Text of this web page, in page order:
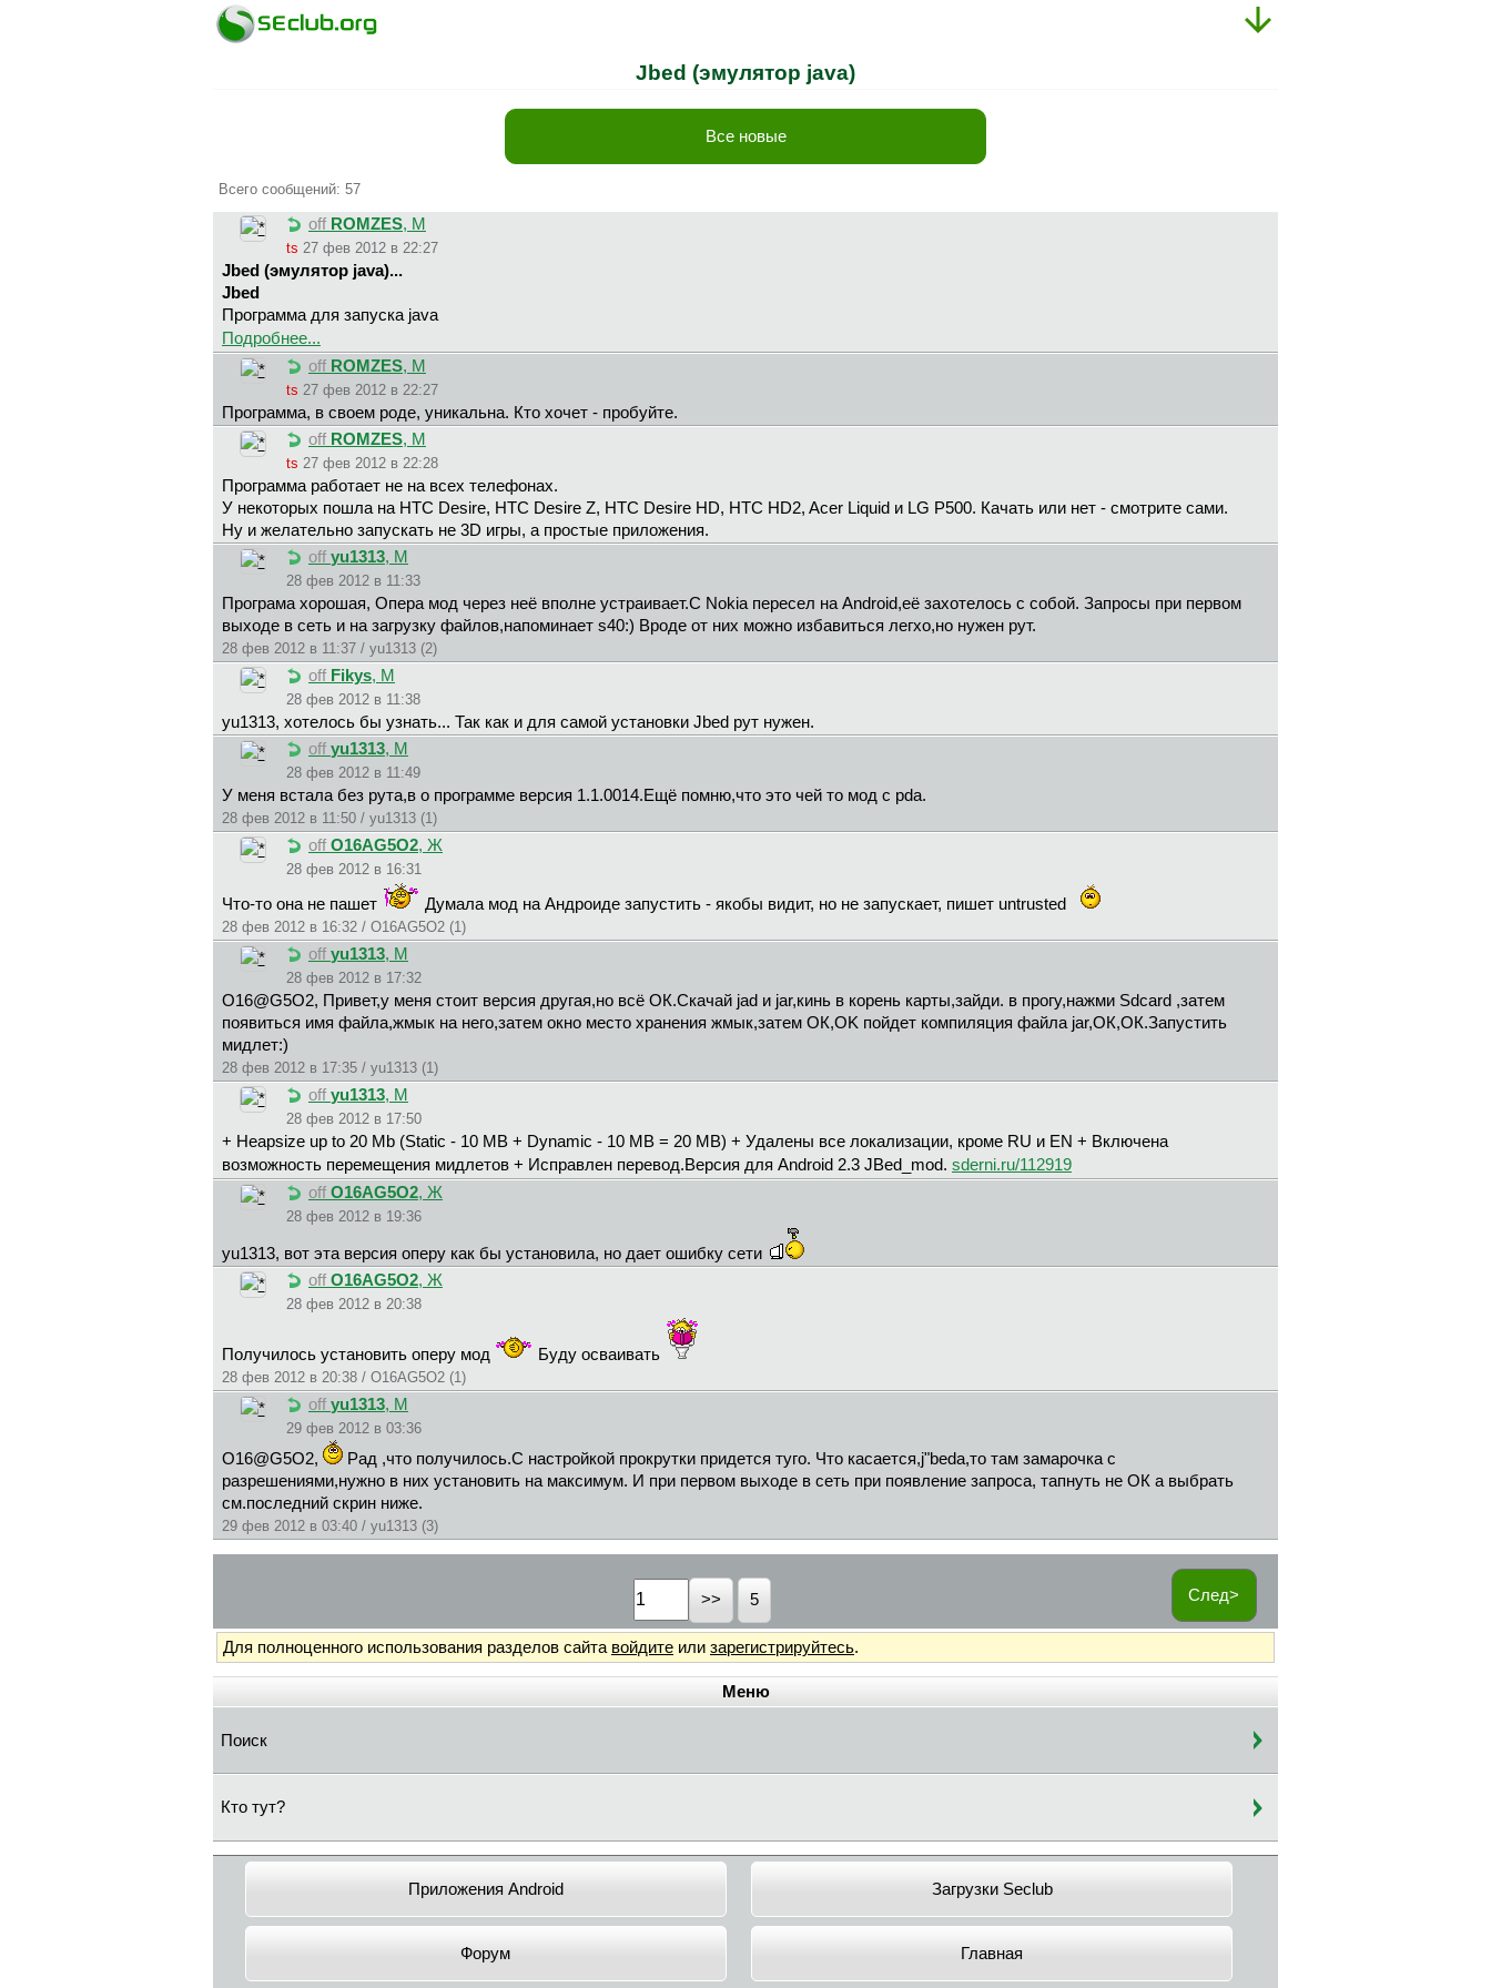
Jbed (эмулятор java)
Все новые
Всего сообщений: 57
off ROMZES, М
ts 27 фев 2012 в 22:27
Jbed (эмулятор java)...
Jbed
Программа для запуска java
Подробнее...
off ROMZES, М
ts 27 фев 2012 в 22:27
Программа, в своем роде, уникальна. Кто хочет - пробуйте.
off ROMZES, М
ts 27 фев 2012 в 22:28
Программа работает не на всех телефонах.
У некоторых пошла на HTC Desire, HTC Desire Z, HTC Desire HD, HTC HD2, Acer Liquid и LG P500. Качать или нет - смотрите сами.
Ну и желательно запускать не 3D игры, а простые приложения.
off yu1313, М
28 фев 2012 в 11:33
Програма хорошая, Опера мод через неё вполне устраивает.С Nokia пересел на Android,её захотелось с собой. Запросы при первом
выходе в сеть и на загрузку файлов,напоминает s40:) Вроде от них можно избавиться легхо,но нужен рут.
28 фев 2012 в 11:37 / yu1313 (2)
off Fikys, М
28 фев 2012 в 11:38
yu1313, хотелось бы узнать... Так как и для самой установки Jbed рут нужен.
off yu1313, М
28 фев 2012 в 11:49
У меня встала без рута,в о программе версия 1.1.0014.Ещё помню,что это чей то мод с pda.
28 фев 2012 в 11:50 / yu1313 (1)
off O16AG5O2, Ж
28 фев 2012 в 16:31
Что-то она не пашет Думала мод на Андроиде запустить - якобы видит, но не запускает, пишет untrusted
28 фев 2012 в 16:32 / O16AG5O2 (1)
off yu1313, М
28 фев 2012 в 17:32
O16@G5O2, Привет,у меня стоит версия другая,но всё ОК.Скачай jad и jar,кинь в корень карты,зайди. в прогу,нажми Sdcard ,затем
появиться имя файла,жмык на него,затем окно место хранения жмык,затем ОК,OK пойдет компиляция файла jar,ОК,ОК.Запустить
мидлет:)
28 фев 2012 в 17:35 / yu1313 (1)
off yu1313, М
28 фев 2012 в 17:50
+ Heapsize up to 20 Mb (Static - 10 MB + Dynamic - 10 MB = 20 MB) + Удалены все локализации, кроме RU и EN + Включена
возможность перемещения мидлетов + Исправлен перевод.Версия для Android 2.3 JBed_mod. sderni.ru/112919
off O16AG5O2, Ж
28 фев 2012 в 19:36
yu1313, вот эта версия оперу как бы установила, но дает ошибку сети
off O16AG5O2, Ж
28 фев 2012 в 20:38
Получилось установить оперу мод Буду осваивать
28 фев 2012 в 20:38 / O16AG5O2 (1)
off yu1313, М
29 фев 2012 в 03:36
O16@G5O2,
Рад ,что получилось.С настройкой прокрутки придется туго. Что касается,j"beda,то там замарочка с
разрешениями,нужно в них установить на максимум. И при первом выходе в сеть при появление запроса, тапнуть не ОК а выбрать
см.последний скрин ниже.
29 фев 2012 в 03:40 / yu1313 (3)
След>
5
Для полноценного использования разделов сайта войдите или зарегистрируйтесь.
Меню
Поиск
Кто тут?
Приложения Android Загрузки Seclub
Форум Главная